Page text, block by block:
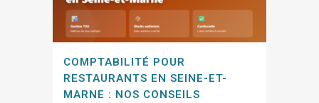
COMPTABILITÉ POUR
RESTAURANTS EN SEINE-ET-
MARNE : NOS CONSEILS